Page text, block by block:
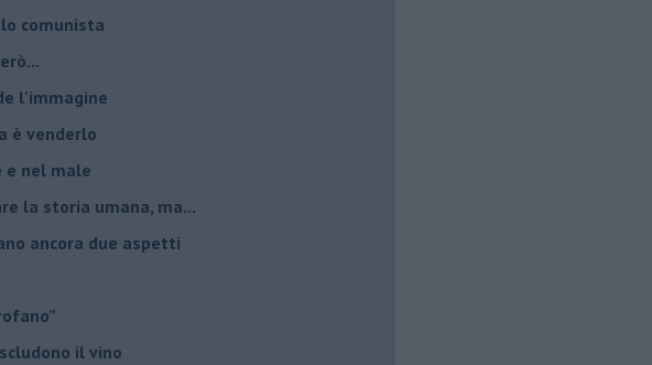
comunista
l’immagine
è venderlo
e nel male
la storia umana, ma...
ancora due aspetti
il vino